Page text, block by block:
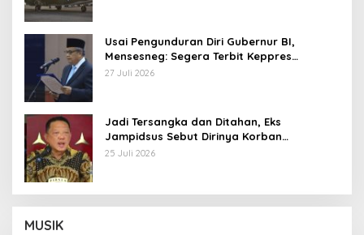
Usai Pengunduran Diri Gubernur BI,
Mensesneg: Segera Terbit Keppres
Pemberhentian dengan Hormat
27 Juli 2026
Jadi Tersangka dan Ditahan, Eks
Jampidsus Sebut Dirinya Korban
Kriminalisasi
25 Juli 2026
MUSIK